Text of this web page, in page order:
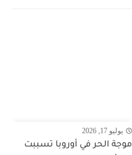
يوليو 17, 2026
موجة الحر في أوروبا تسببت